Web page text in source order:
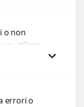
o non
utilizzo
per...
errori o